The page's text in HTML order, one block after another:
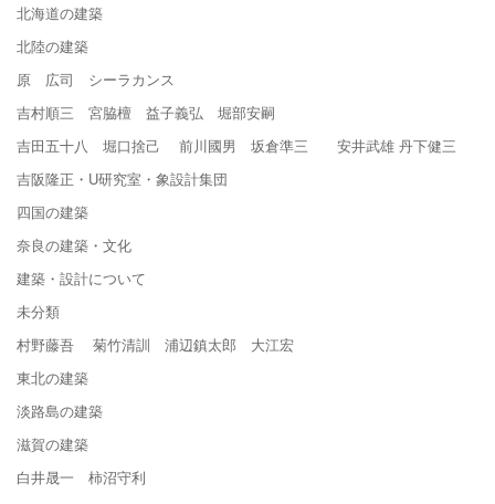
北海道の建築
北陸の建築
原 広司 シーラカンス
吉村順三 宮脇檀 益子義弘 堀部安嗣
吉田五十八 堀口捨己 前川國男 坂倉準三 安井武雄 丹下健三
吉阪隆正・U研究室・象設計集団
四国の建築
奈良の建築・文化
建築・設計について
未分類
村野藤吾 菊竹清訓 浦辺鎮太郎 大江宏
東北の建築
淡路島の建築
滋賀の建築
白井晟一 柿沼守利